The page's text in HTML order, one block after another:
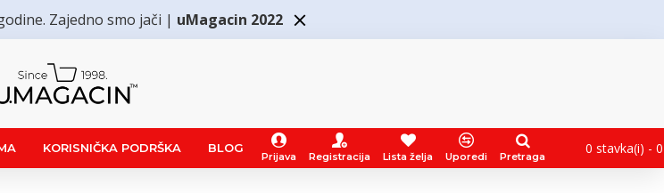
Zajedno smo jači | uMagacin 2022
KORISNIČKA PODRŠKA BLOG
Prijava Registracija Lista želja Uporedi Pretraga 0 stavka(i) -